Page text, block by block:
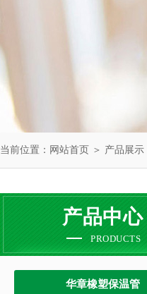
当前位置： 网站首页 ＞ 产品展示
产品中心
PRODUCTS
华章橡塑保温管